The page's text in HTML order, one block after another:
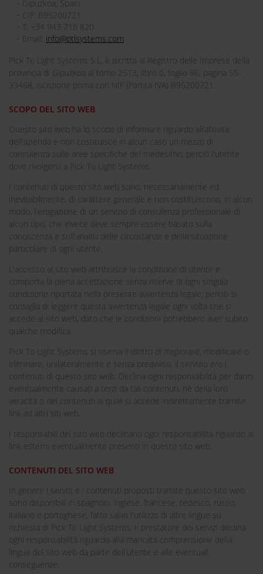
• Gipuzkoa, Spain
• CIF: B95200721
• T: +34 943 718 820
• Email: info@ptlsystems.com
Pick To Light Systems S.L. è iscritta al Registro delle Imprese della
provincia di Gipuzkoa al tomo 2513, libro 0, foglio 86, pagina SS-
33468, iscrizione prima con NIF (Partita IVA) B95200721.
SCOPO DEL SITO WEB
Questo sito web ha lo scopo di informare riguardo all'attività
dell'azienda e non costituisce in alcun caso un mezzo di
consulenza sulle aree specifiche del medesimo, perciò l'utente
dove rivolgersi a Pick To Light Systems.
I contenuti di questo sito web sono, necessariamente ed
inevitabilmente, di carattere generale e non costituiscono, in alcun
modo, l'erogazione di un servizio di consulenza professionale di
alcun tipo, che invece deve sempre essere basato sulla
conoscenza e sull'analisi delle circostanze e della situazione
particolare di ogni utente.
L'accesso al sito web attribuisce la condizione di utente e
comporta la piena accettazione senza riserve di ogni singola
condizione riportata nella presente avvertenza legale, perciò si
consiglia di leggere questa avvertenza legale ogni volta che si
accede al sito web, dato che le condizioni potrebbero aver subito
qualche modifica.
Pick To Light Systems si riserva il diritto di migliorare, modificare o
eliminare, unilateralmente e senza preavviso, il servizio e/o i
contenuti di questo sito web. Declina ogni responsabilità per danni
eventualmente causati a terzi da tali contenuti, né della loro
veracità o dei contenuti ai quali si accede indirettamente tramite
link ad altri siti web.
I responsabili del sito web declinano ogni responsabilità riguardo ai
link esterni eventualmente presenti in questo sito web.
CONTENUTI DEL SITO WEB
In genere i servizi e i contenuti proposti tramite questo sito web
sono disponibili in spagnolo, inglese, francese, tedesco, russo,
italiano e portoghese, fatto salvo l'utilizzo di altre lingue su
richiesta di Pick To Light Systems. Il prestatore dei servizi declina
ogni responsabilità riguardo alla mancata comprensione della
lingua del sito web da parte dell'utente e alle eventuali
conseguenze.